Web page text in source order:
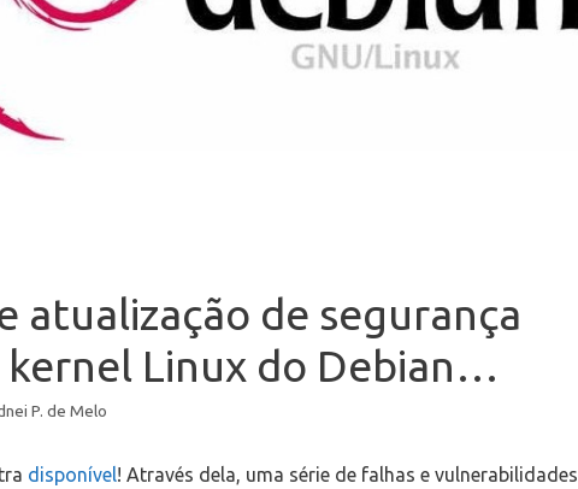
atualização de segurança
kernel Linux do Debian…
P. de Melo
disponível! Através dela, uma série de falhas e vulnerabilidades